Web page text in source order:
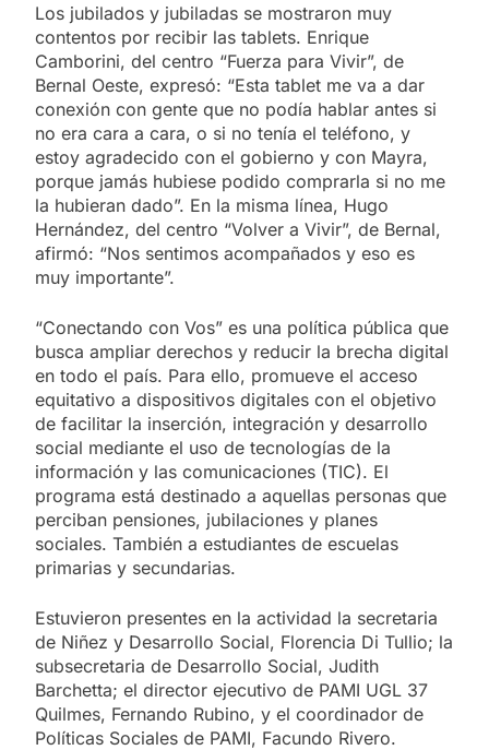
Los jubilados y jubiladas se mostraron muy
contentos por recibir las tablets. Enrique
Camborini, del centro “Fuerza para Vivir”, de
Bernal Oeste, expresó: “Esta tablet me va a dar
conexión con gente que no podía hablar antes si
no era cara a cara, o si no tenía el teléfono, y
estoy agradecido con el gobierno y con Mayra,
porque jamás hubiese podido comprarla si no me
la hubieran dado”. En la misma línea, Hugo
Hernández, del centro “Volver a Vivir”, de Bernal,
afirmó: “Nos sentimos acompañados y eso es
muy importante”.
“Conectando con Vos” es una política pública que
busca ampliar derechos y reducir la brecha digital
en todo el país. Para ello, promueve el acceso
equitativo a dispositivos digitales con el objetivo
de facilitar la inserción, integración y desarrollo
social mediante el uso de tecnologías de la
información y las comunicaciones (TIC). El
programa está destinado a aquellas personas que
perciban pensiones, jubilaciones y planes
sociales. También a estudiantes de escuelas
primarias y secundarias.
Estuvieron presentes en la actividad la secretaria
de Niñez y Desarrollo Social, Florencia Di Tullio; la
subsecretaria de Desarrollo Social, Judith
Barchetta; el director ejecutivo de PAMI UGL 37
Quilmes, Fernando Rubino, y el coordinador de
Políticas Sociales de PAMI, Facundo Rivero.